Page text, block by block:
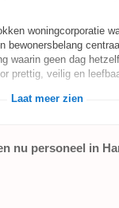
woningcorporatie
bewonersbelang
waarin geen dag
prettig, veilig en
Laat meer zien
nu personeel in